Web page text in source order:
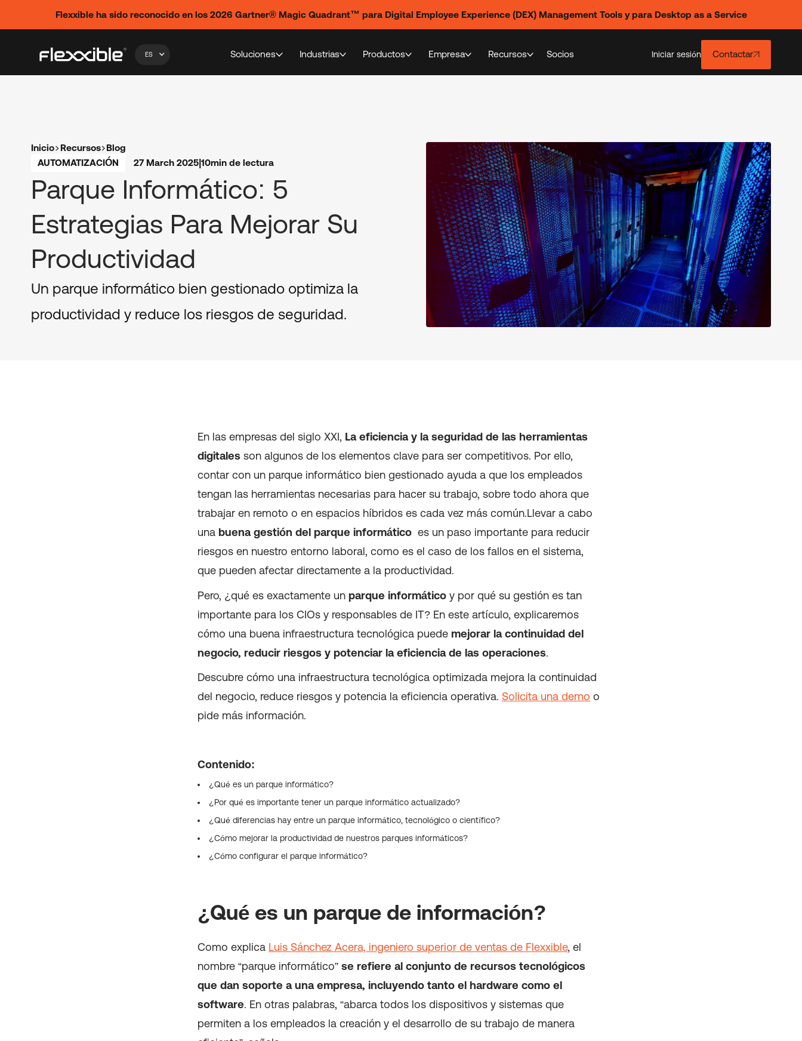
Flexxible ha sido reconocido en los 2026 Gartner® Magic Quadrant™ para Digital Employee Experience (DEX) Management Tools y para Desktop as a Service
ES Soluciones Industrias Productos Empresa Recursos Socios Iniciar sesión Contactar
Inicio Recursos
Blog
AUTOMATIZACIÓN
27 March 2025| 10min de lectura
Parque Informático: 5
Estrategias Para Mejorar Su
Productividad
Un parque informático bien gestionado optimiza la
productividad y reduce los riesgos de seguridad.
En las empresas del siglo XXI, La eficiencia y la seguridad de las herramientas
digitales son algunos de los elementos clave para ser competitivos. Por ello,
contar con un parque informático bien gestionado ayuda a que los empleados
tengan las herramientas necesarias para hacer su trabajo, sobre todo ahora que
trabajar en remoto o en espacios híbridos es cada vez más común.Llevar a cabo
una buena gestión del parque informático es un paso importante para reducir
riesgos en nuestro entorno laboral, como es el caso de los fallos en el sistema,
que pueden afectar directamente a la productividad.
Pero, ¿qué es exactamente un parque informático y por qué su gestión es tan
importante para los CIOs y responsables de IT? En este artículo, explicaremos
cómo una buena infraestructura tecnológica puede mejorar la continuidad del
negocio, reducir riesgos y potenciar la eficiencia de las operaciones.
Descubre cómo una infraestructura tecnológica optimizada mejora la continuidad
del negocio, reduce riesgos y potencia la eficiencia operativa. Solicita una demo o
pide más información.
Contenido:
¿Qué es un parque informático?
¿Por qué es importante tener un parque informático actualizado?
¿Qué diferencias hay entre un parque informático, tecnológico o científico?
¿Cómo mejorar la productividad de nuestros parques informáticos?
¿Cómo configurar el parque informático?
¿Qué es un parque de información?
Como explica Luis Sánchez Acera, ingeniero superior de ventas de Flexxible, el
nombre “parque informático” se refiere al conjunto de recursos tecnológicos
que dan soporte a una empresa, incluyendo tanto el hardware como el
software. En otras palabras, “abarca todos los dispositivos y sistemas que
permiten a los empleados la creación y el desarrollo de su trabajo de manera